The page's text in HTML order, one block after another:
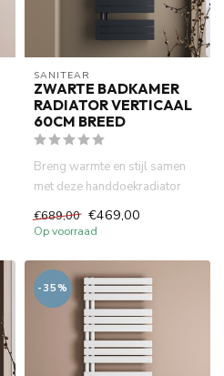
SANITEAR
ZWARTE BADKAMER
RADIATOR VERTICAAL
60CM BREED
Breng warmte en stijl samen
met deze handdoekradiator
van 60cm x 160cm in een m...
€689,00 €469,00
Op voorraad
-35%